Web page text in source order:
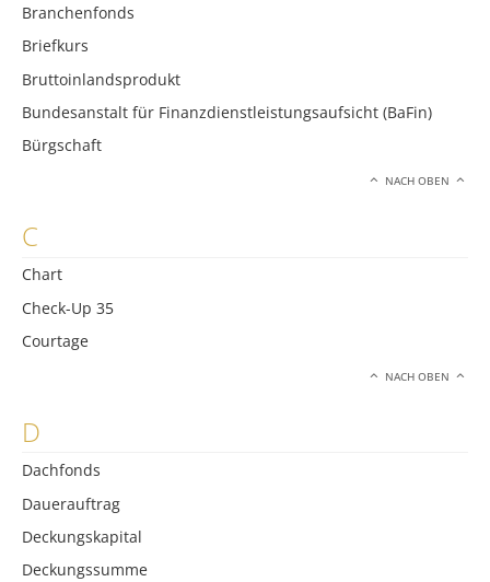
Branchenfonds
Briefkurs
Bruttoinlandsprodukt
Bundesanstalt für Finanzdienstleistungsaufsicht (BaFin)
Bürgschaft
NACH OBEN
C
Chart
Check-Up 35
Courtage
NACH OBEN
D
Dachfonds
Dauerauftrag
Deckungskapital
Deckungssumme